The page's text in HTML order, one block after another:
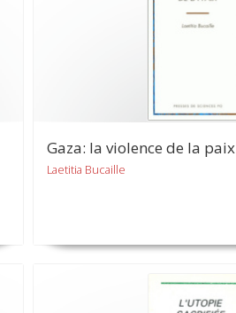
Gaza: la violence de la paix
Laetitia Bucaille